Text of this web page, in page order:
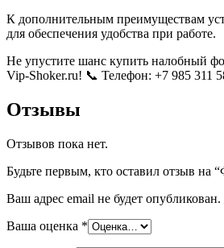
К дополнительным преимуществам
для обеспечения удобства при работе.
Не упустите шанс купить налобный
Vip-Shoker.ru! 📞 Телефон: +7 985 311
Отзывы
Отзывов пока нет.
Будьте первым, кто оставил отзыв
Ваш адрес email не будет опубликован.
Ваша оценка *